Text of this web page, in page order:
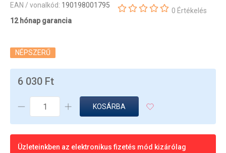
EAN / vonalkód: 190198001795
12 hónap garancia
0 Értékelés
NÉPSZERŰ
6 030 Ft
KOSÁRBA
Üzleteinkben az elektronikus fizetés mód kizárólag